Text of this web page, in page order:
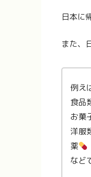
日本に
また、
例え
食品
お菓
洋服
薬
など